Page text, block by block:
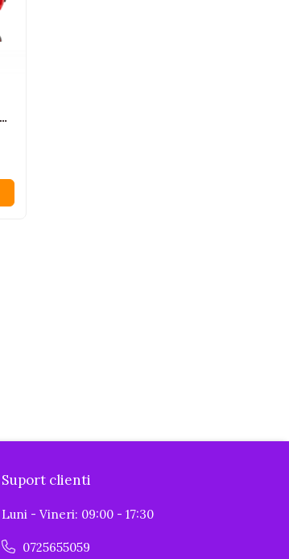
Suport clienti
Luni - Vineri: 09:00 - 17:30
0725655059